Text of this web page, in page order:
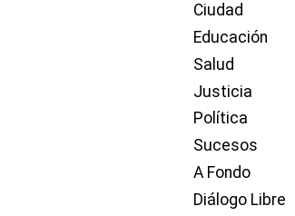
Ciudad
Educación
Salud
Justicia
Política
Sucesos
A Fondo
Diálogo Libre